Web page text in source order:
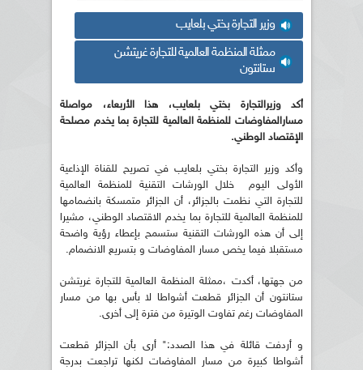
وزير التجارة بختي بلعايب
ممثلة المنظمة العالمية للتجارة غريتشن
ستانتون
أكد وزيرالتجارة بختي بلعايب، هذا الأربعاء، مواصلة
مسارالمفاوضات للمنظمة العالمية للتجارة بما يخدم مصلحة
الإقتصاد الوطني.
وأكد وزير التجارة بختي بلعايب في تصريح للقناة الإذاعية
الأولى اليوم خلال الورشات التقنية للمنظمة العالمية
للتجارة التي نظمت بالجزائر، أن الجزائر متمسكة بانضمامها
للمنظمة العالمية للتجارة بما يخدم الاقتصاد الوطني، مشيرا
إلى أن هذه الورشات التقنية ستسمح بإعطاء رؤية واضحة
مستقبلا فيما يخص مسار المفاوضات و بتسريع الانضمام.
من جهتها، أكدت ،ممثلة المنظمة العالمية للتجارة غريتشن
ستانتون أن الجزائر قطعت أشواطا لا بأس بها من مسار
المفاوضات رغم تفاوت الوتيرة من فترة إلى أخرى.
و أردفت قائلة في هذا الصدد:" أرى بأن الجزائر قطعت
أشواطا كبيرة من مسار المفاوضات لكنها تراجعت بدرجة